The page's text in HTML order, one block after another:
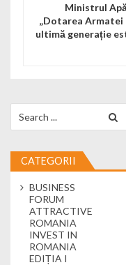
Ministrul
„Dotarea Armatei
ultimă generație
CATEGORII
BUSINESS
FORUM
ATTRACTIVE
ROMANIA
INVEST IN
ROMANIA
EDIȚIA I